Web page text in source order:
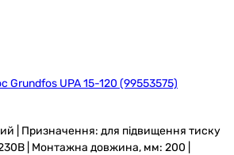
Grundfos UPA 15-120 (99553575)
| Призначення: для підвищення тиску
| Монтажна довжина, мм: 200 |